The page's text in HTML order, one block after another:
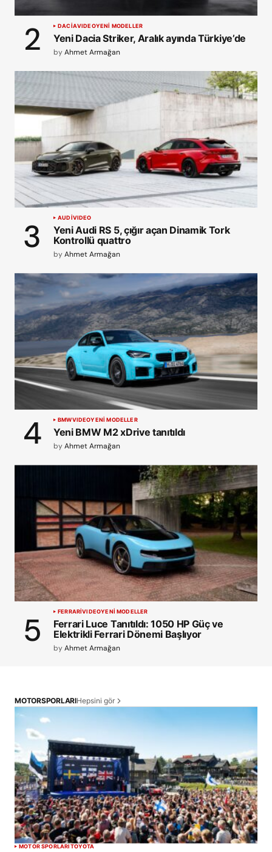
DACIAVIDEOYENİ MODELLER
Yeni Dacia Striker, Aralık ayında Türkiye’de
byAhmet Armağan
AUDIVIDEO
Yeni Audi RS 5, çığır açan Dinamik Tork
Kontrollü quattro
byAhmet Armağan
BMWVIDEOYENİ MODELLER
Yeni BMW M2 xDrive tanıtıldı
byAhmet Armağan
FERRARIVIDEOYENİ MODELLER
Ferrari Luce Tanıtıldı: 1050 HP Güç ve
Elektrikli Ferrari Dönemi Başlıyor
byAhmet Armağan
MOTORSPORLARIHepsini gör
MOTOR SPORLARITOYOTA